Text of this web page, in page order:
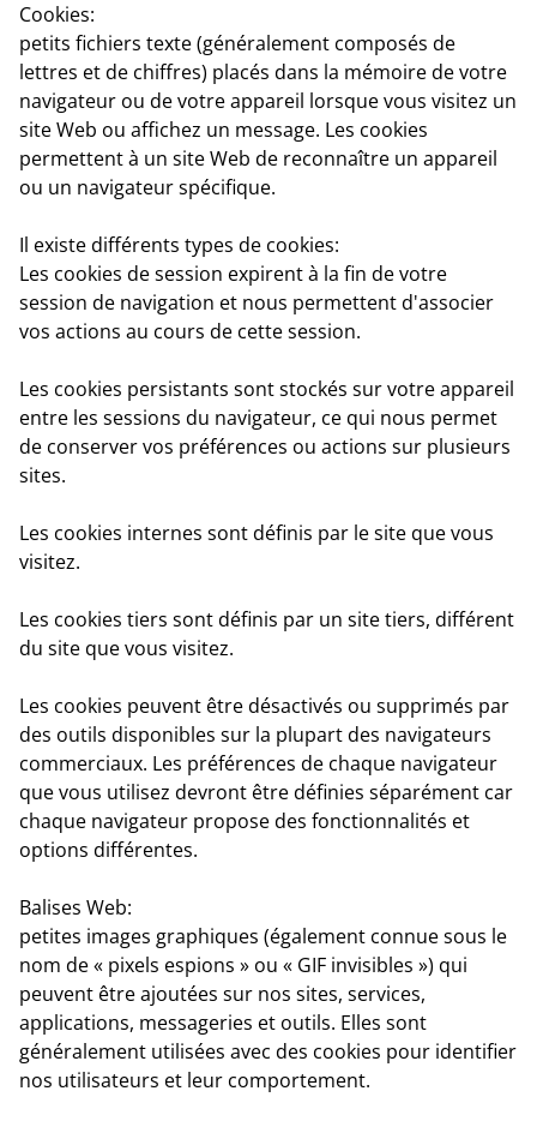
Cookies:
petits fichiers texte (généralement composés de
lettres et de chiffres) placés dans la mémoire de votre
navigateur ou de votre appareil lorsque vous visitez un
site Web ou affichez un message. Les cookies
permettent à un site Web de reconnaître un appareil
ou un navigateur spécifique.
Il existe différents types de cookies:
Les cookies de session expirent à la fin de votre
session de navigation et nous permettent d'associer
vos actions au cours de cette session.
Les cookies persistants sont stockés sur votre appareil
entre les sessions du navigateur, ce qui nous permet
de conserver vos préférences ou actions sur plusieurs
sites.
Les cookies internes sont définis par le site que vous
visitez.
Les cookies tiers sont définis par un site tiers, différent
du site que vous visitez.
Les cookies peuvent être désactivés ou supprimés par
des outils disponibles sur la plupart des navigateurs
commerciaux. Les préférences de chaque navigateur
que vous utilisez devront être définies séparément car
chaque navigateur propose des fonctionnalités et
options différentes.
Balises Web:
petites images graphiques (également connue sous le
nom de « pixels espions » ou « GIF invisibles ») qui
peuvent être ajoutées sur nos sites, services,
applications, messageries et outils. Elles sont
généralement utilisées avec des cookies pour identifier
nos utilisateurs et leur comportement.